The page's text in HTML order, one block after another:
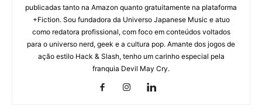
publicadas tanto na Amazon quanto gratuitamente na plataforma
+Fiction. Sou fundadora da Universo Japanese Music e atuo
como redatora profissional, com foco em conteúdos voltados
para o universo nerd, geek e a cultura pop. Amante dos jogos de
ação estilo Hack & Slash, tenho um carinho especial pela
franquia Devil May Cry.